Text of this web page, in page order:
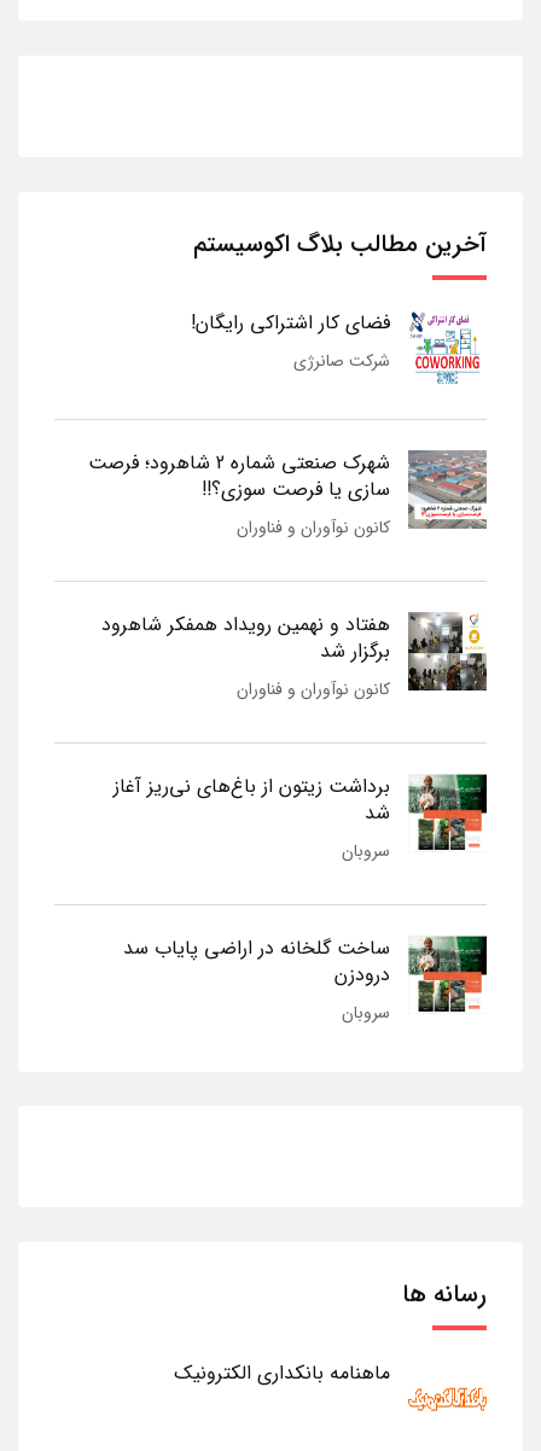
آخرین مطالب بلاگ اکوسیستم
فضای کار اشتراکی رایگان!
شرکت صانرژی
شهرک صنعتی شماره 2 شاهرود؛ فرصت
سازی یا فرصت سوزی؟!!
کانون نوآوران و فناوران
هفتاد و نهمین رویداد همفکر شاهرود
برگزار شد
کانون نوآوران و فناوران
برداشت زیتون از باغ‌های نی‌ریز آغاز
شد
سروبان
ساخت گلخانه در اراضی پایاب سد
درودزن
سروبان
رسانه ها
ماهنامه بانکداری الکترونیک